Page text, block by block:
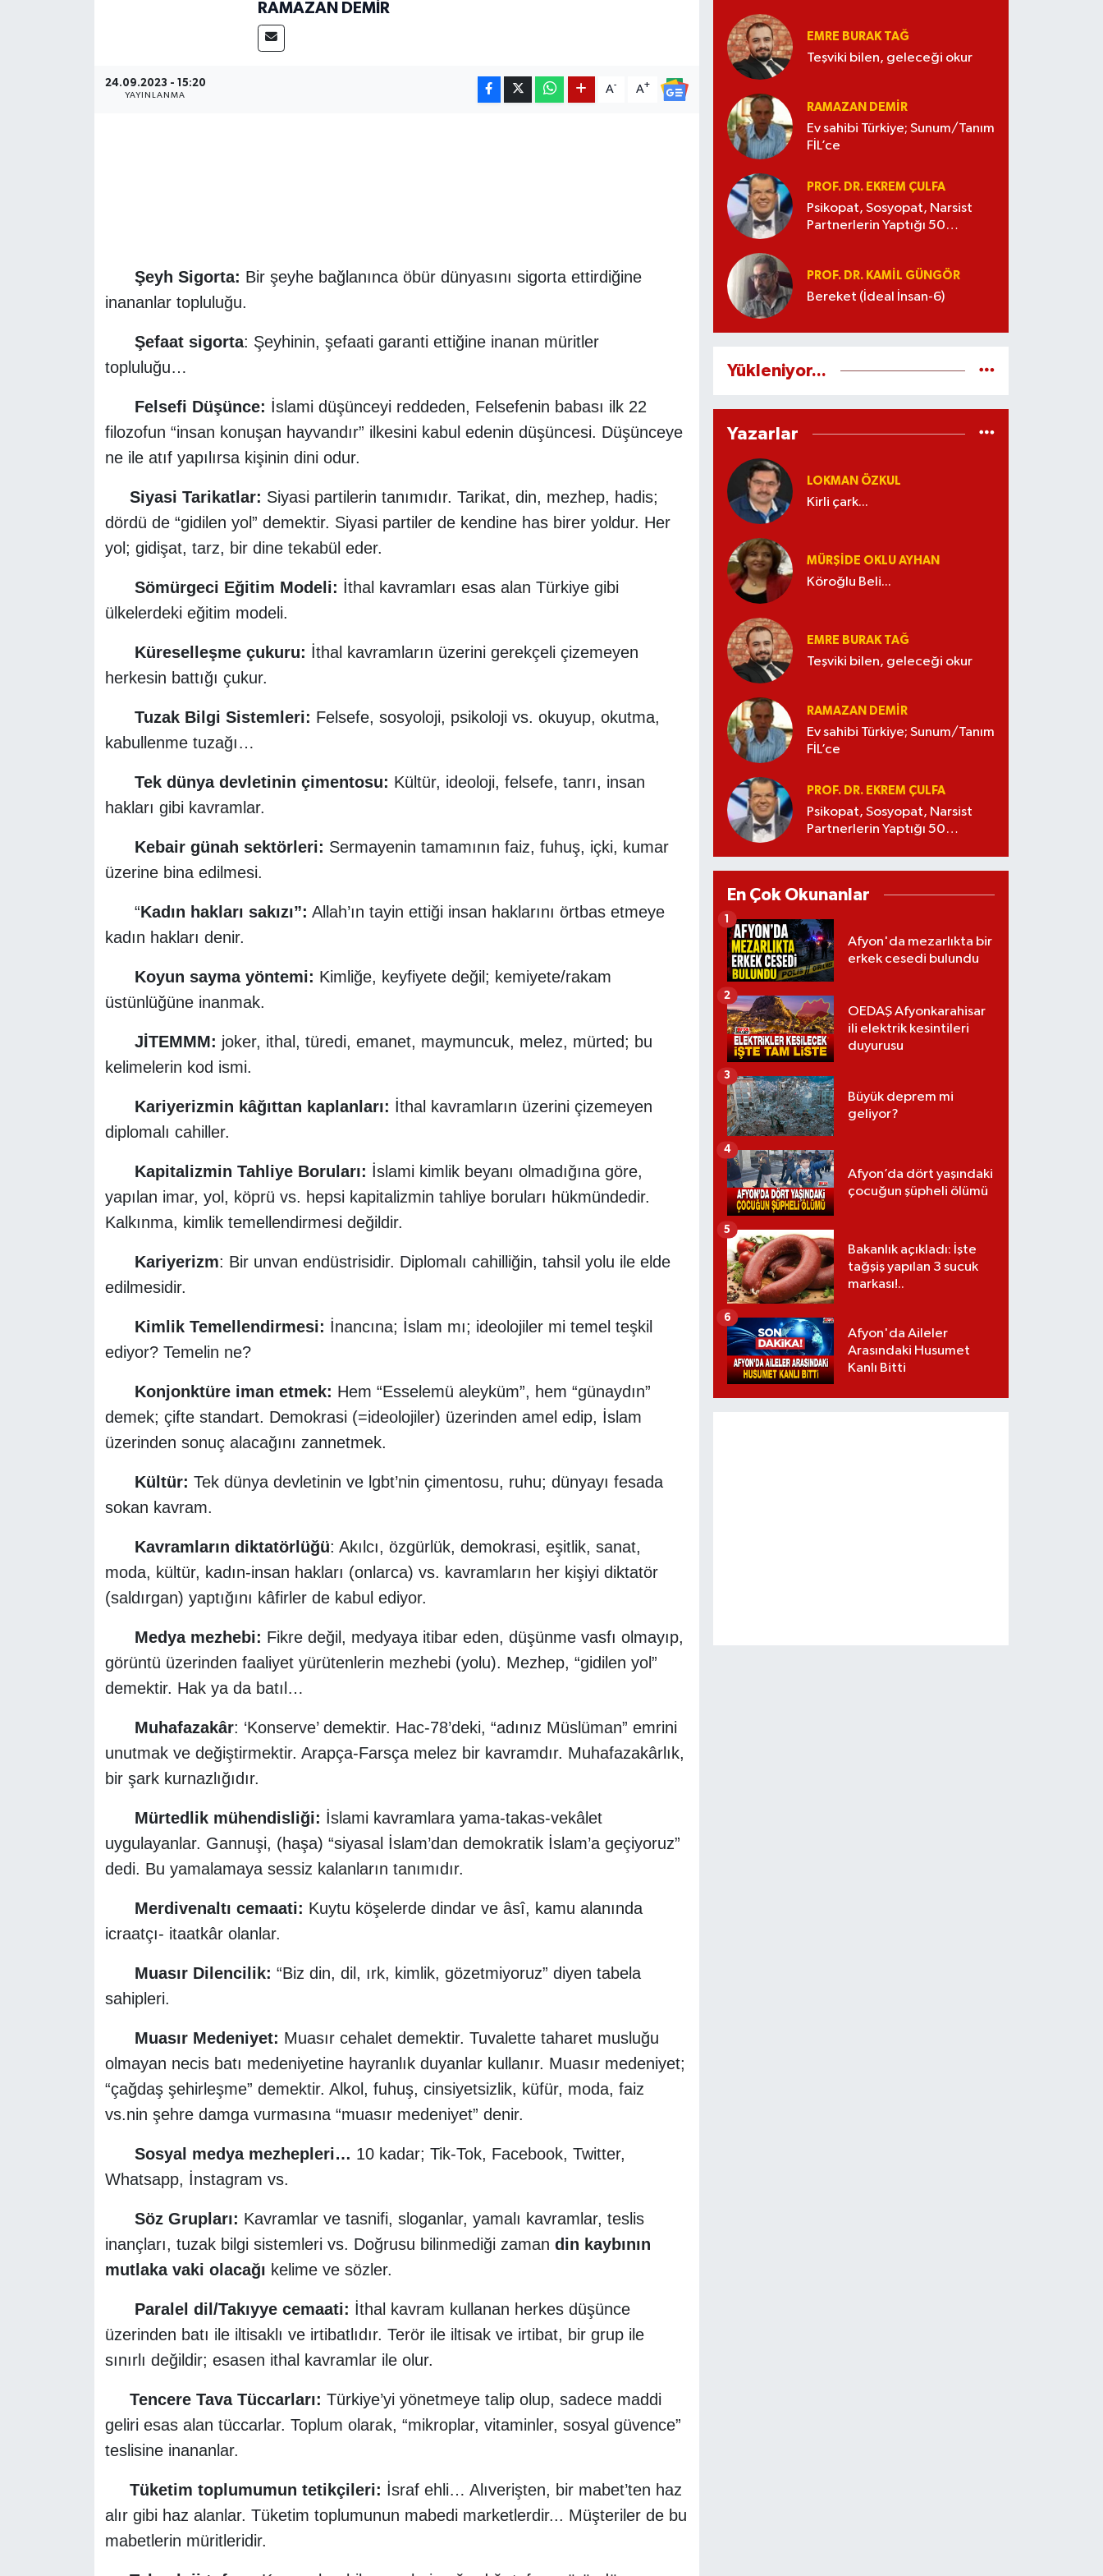
RAMAZAN DEMİR
24.09.2023 - 15:20
YAYINLANMA
A- A+
Şeyh Sigorta: Bir şeyhe bağlanınca öbür dünyasını sigorta ettirdiğine
inananlar topluluğu.
Şefaat sigorta: Şeyhinin, şefaati garanti ettiğine inanan müritler
topluluğu…
Felsefi Düşünce: İslami düşünceyi reddeden, Felsefenin babası ilk 22
filozofun “insan konuşan hayvandır” ilkesini kabul edenin düşüncesi. Düşünceye
ne ile atıf yapılırsa kişinin dini odur.
Siyasi Tarikatlar: Siyasi partilerin tanımıdır. Tarikat, din, mezhep, hadis;
dördü de “gidilen yol” demektir. Siyasi partiler de kendine has birer yoldur. Her
yol; gidişat, tarz, bir dine tekabül eder.
Sömürgeci Eğitim Modeli: İthal kavramları esas alan Türkiye gibi
ülkelerdeki eğitim modeli.
Küreselleşme çukuru: İthal kavramların üzerini gerekçeli çizemeyen
herkesin battığı çukur.
Tuzak Bilgi Sistemleri: Felsefe, sosyoloji, psikoloji vs. okuyup, okutma,
kabullenme tuzağı…
Tek dünya devletinin çimentosu: Kültür, ideoloji, felsefe, tanrı, insan
hakları gibi kavramlar.
Kebair günah sektörleri: Sermayenin tamamının faiz, fuhuş, içki, kumar
üzerine bina edilmesi.
“Kadın hakları sakızı”: Allah’ın tayin ettiği insan haklarını örtbas etmeye
kadın hakları denir.
Koyun sayma yöntemi: Kimliğe, keyfiyete değil; kemiyete/rakam
üstünlüğüne inanmak.
JİTEMMM: joker, ithal, türedi, emanet, maymuncuk, melez, mürted; bu
kelimelerin kod ismi.
Kariyerizmin kâğıttan kaplanları: İthal kavramların üzerini çizemeyen
diplomalı cahiller.
Kapitalizmin Tahliye Boruları: İslami kimlik beyanı olmadığına göre,
yapılan imar, yol, köprü vs. hepsi kapitalizmin tahliye boruları hükmündedir.
Kalkınma, kimlik temellendirmesi değildir.
Kariyerizm: Bir unvan endüstrisidir. Diplomalı cahilliğin, tahsil yolu ile elde
edilmesidir.
Kimlik Temellendirmesi: İnancına; İslam mı; ideolojiler mi temel teşkil
ediyor? Temelin ne?
Konjonktüre iman etmek: Hem “Esselemü aleyküm”, hem “günaydın”
demek; çifte standart. Demokrasi (=ideolojiler) üzerinden amel edip, İslam
üzerinden sonuç alacağını zannetmek.
Kültür: Tek dünya devletinin ve lgbt’nin çimentosu, ruhu; dünyayı fesada
sokan kavram.
Kavramların diktatörlüğü: Akılcı, özgürlük, demokrasi, eşitlik, sanat,
moda, kültür, kadın-insan hakları (onlarca) vs. kavramların her kişiyi diktatör
(saldırgan) yaptığını kâfirler de kabul ediyor.
Medya mezhebi: Fikre değil, medyaya itibar eden, düşünme vasfı olmayıp,
görüntü üzerinden faaliyet yürütenlerin mezhebi (yolu). Mezhep, “gidilen yol”
demektir. Hak ya da batıl…
Muhafazakâr: ‘Konserve’ demektir. Hac-78’deki, “adınız Müslüman” emrini
unutmak ve değiştirmektir. Arapça-Farsça melez bir kavramdır. Muhafazakârlık,
bir şark kurnazlığıdır.
Mürtedlik mühendisliği: İslami kavramlara yama-takas-vekâlet
uygulayanlar. Gannuşi, (haşa) “siyasal İslam’dan demokratik İslam’a geçiyoruz”
dedi. Bu yamalamaya sessiz kalanların tanımıdır.
Merdivenaltı cemaati: Kuytu köşelerde dindar ve âsî, kamu alanında
icraatçı- itaatkâr olanlar.
Muasır Dilencilik: “Biz din, dil, ırk, kimlik, gözetmiyoruz” diyen tabela
sahipleri.
Muasır Medeniyet: Muasır cehalet demektir. Tuvalette taharet musluğu
olmayan necis batı medeniyetine hayranlık duyanlar kullanır. Muasır medeniyet;
“çağdaş şehirleşme” demektir. Alkol, fuhuş, cinsiyetsizlik, küfür, moda, faiz
vs.nin şehre damga vurmasına “muasır medeniyet” denir.
Sosyal medya mezhepleri… 10 kadar; Tik-Tok, Facebook, Twitter,
Whatsapp, İnstagram vs.
Söz Grupları: Kavramlar ve tasnifi, sloganlar, yamalı kavramlar, teslis
inançları, tuzak bilgi sistemleri vs. Doğrusu bilinmediği zaman din kaybının
mutlaka vaki olacağı kelime ve sözler.
Paralel dil/Takıyye cemaati: İthal kavram kullanan herkes düşünce
üzerinden batı ile iltisaklı ve irtibatlıdır. Terör ile iltisak ve irtibat, bir grup ile
sınırlı değildir; esasen ithal kavramlar ile olur.
Tencere Tava Tüccarları: Türkiye’yi yönetmeye talip olup, sadece maddi
geliri esas alan tüccarlar. Toplum olarak, “mikroplar, vitaminler, sosyal güvence”
teslisine inananlar.
Tüketim toplumumun tetikçileri: İsraf ehli… Alıverişten, bir mabet’ten haz
alır gibi haz alanlar. Tüketim toplumunun mabedi marketlerdir... Müşteriler de bu
mabetlerin müritleridir.
EMRE BURAK TAĞ
Teşviki bilen, geleceği okur
RAMAZAN DEMİR
Ev sahibi Türkiye; Sunum/Tanım
FİL’ce
PROF. DR. EKREM ÇULFA
Psikopat, Sosyopat, Narsist
Partnerlerin Yaptığı 50
PROF. DR. KAMIL GÜNGÖR
Bereket (İdeal İnsan-6)
Yükleniyor...
Yazarlar
LOKMAN ÖZKUL
Kirli çark...
MÜRŞIDE OKLU AYHAN
Köroğlu Beli...
EMRE BURAK TAĞ
Teşviki bilen, geleceği okur
RAMAZAN DEMİR
Ev sahibi Türkiye; Sunum/Tanım
FİL’ce
PROF. DR. EKREM ÇULFA
Psikopat, Sosyopat, Narsist
Partnerlerin Yaptığı 50
En Çok Okunanlar
Afyon'da mezarlıkta bir
erkek cesedi bulundu
1
OEDAŞ Afyonkarahisar
ili elektrik kesintileri
duyurusu
2
Büyük deprem mi
geliyor?
3
Afyon’da dört yaşındaki
çocuğun şüpheli ölümü
4
Bakanlık açıkladı: İşte
tağşiş yapılan 3 sucuk
markası!..
5
Afyon'da Aileler
Arasındaki Husumet
Kanlı Bitti
6